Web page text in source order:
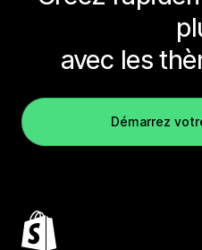
avec les
Démarrez